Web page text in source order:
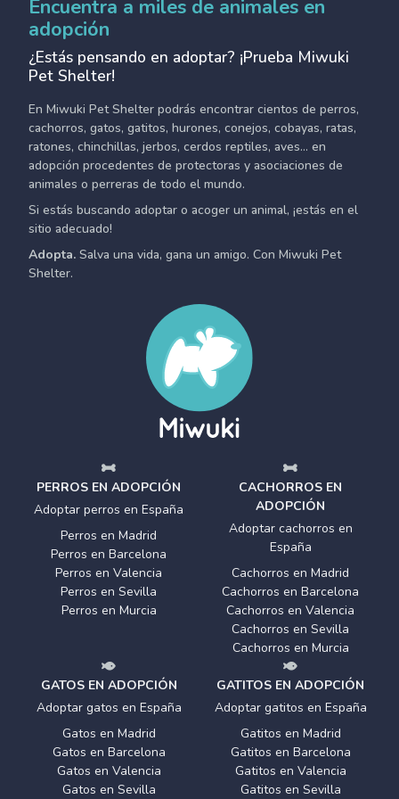
Encuentra a miles de animales en
adopción
¿Estás pensando en adoptar? ¡Prueba Miwuki
Pet Shelter!
En Miwuki Pet Shelter podrás encontrar cientos de perros,
cachorros, gatos, gatitos, hurones, conejos, cobayas, ratas,
ratones, chinchillas, jerbos, cerdos reptiles, aves... en
adopción procedentes de protectoras y asociaciones de
animales o perreras de todo el mundo.
Si estás buscando adoptar o acoger un animal, ¡estás en el
sitio adecuado!
Adopta. Salva una vida, gana un amigo. Con Miwuki Pet
Shelter.
PERROS EN ADOPCIÓN
Adoptar perros en España
Perros en Madrid
Perros en Barcelona
Perros en Valencia
Perros en Sevilla
Perros en Murcia
CACHORROS EN
ADOPCIÓN
Adoptar cachorros en
España
Cachorros en Madrid
Cachorros en Barcelona
Cachorros en Valencia
Cachorros en Sevilla
Cachorros en Murcia
GATOS EN ADOPCIÓN
Adoptar gatos en España
Gatos en Madrid
Gatos en Barcelona
Gatos en Valencia
Gatos en Sevilla
GATITOS EN ADOPCIÓN
Adoptar gatitos en España
Gatitos en Madrid
Gatitos en Barcelona
Gatitos en Valencia
Gatitos en Sevilla